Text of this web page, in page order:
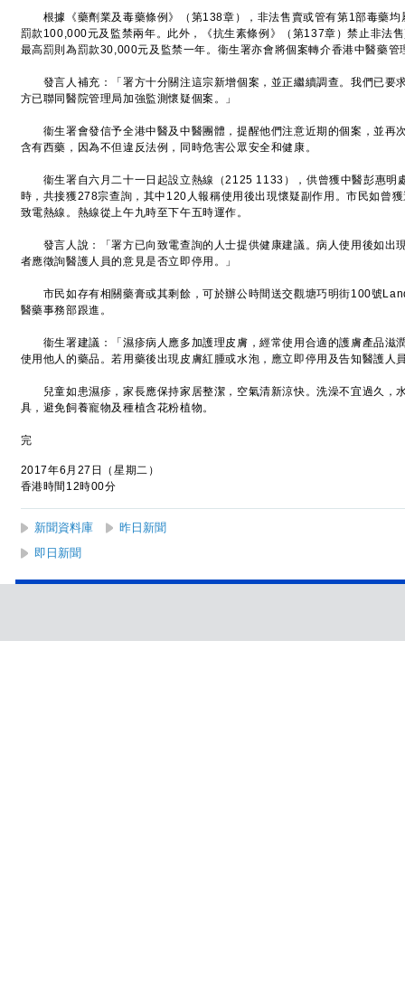
根據《藥劑業及毒藥條例》（第138章），非法售賣或管有第1部毒藥均
罰款100,000元及監禁兩年。此外，《抗生素條例》（第137章）禁止非法
最高罰則為罰款30,000元及監禁一年。衞生署亦會將個案轉介香港中醫藥管
發言人補充：「署方十分關注這宗新增個案，並正繼續調查。我們已要
方已聯同醫院管理局加強監測懷疑個案。」
衞生署會發信予全港中醫及中醫團體，提醒他們注意近期的個案，並再
含有西藥，因為不但違反法例，同時危害公眾安全和健康。
衞生署自六月二十一日起設立熱線（2125 1133），供曾獲中醫彭惠明
時，共接獲278宗查詢，其中120人報稱使用後出現懷疑副作用。市民如曾
致電熱線。熱線從上午九時至下午五時運作。
發言人說：「署方已向致電查詢的人士提供健康建議。病人使用後如出
者應徵詢醫護人員的意見是否立即停用。」
市民如存有相關藥膏或其剩餘，可於辦公時間送交觀塘巧明街100號
醫藥事務部跟進。
衞生署建議：「濕疹病人應多加護理皮膚，經常使用合適的護膚產品滋
使用他人的藥品。若用藥後出現皮膚紅腫或水泡，應立即停用及告知醫護人
兒童如患濕疹，家長應保持家居整潔，空氣清新涼快。洗澡不宜過久，
具，避免飼養寵物及種植含花粉植物。
完
2017年6月27日（星期二）
香港時間12時00分
新聞資料庫
昨日新聞
即日新聞